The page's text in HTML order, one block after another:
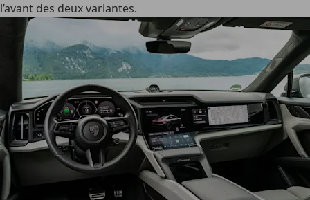
l’avant des deux variantes.